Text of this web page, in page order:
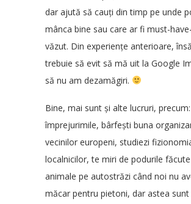
dar ajută să cauți din timp pe unde
mânca bine sau care ar fi must-
văzut. Din experiențe anterioare,
trebuie să evit să mă uit la Google
să nu am dezamăgiri.
Bine, mai sunt și alte lucruri,
împrejurimile, bârfești buna
vecinilor europeni, studiezi
localnicilor, te miri de podurile
animale pe autostrăzi când noi nu
măcar pentru pietoni, dar astea sunt